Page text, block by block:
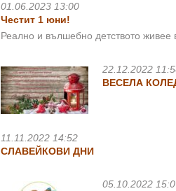
01.06.2023 13:00
Честит 1 юни!
Реално и вълшебно детството живее
22.12.2022
ВЕСЕЛА
11.11.2022 14:52
СЛАВЕЙКОВИ ДНИ
05.10.2022